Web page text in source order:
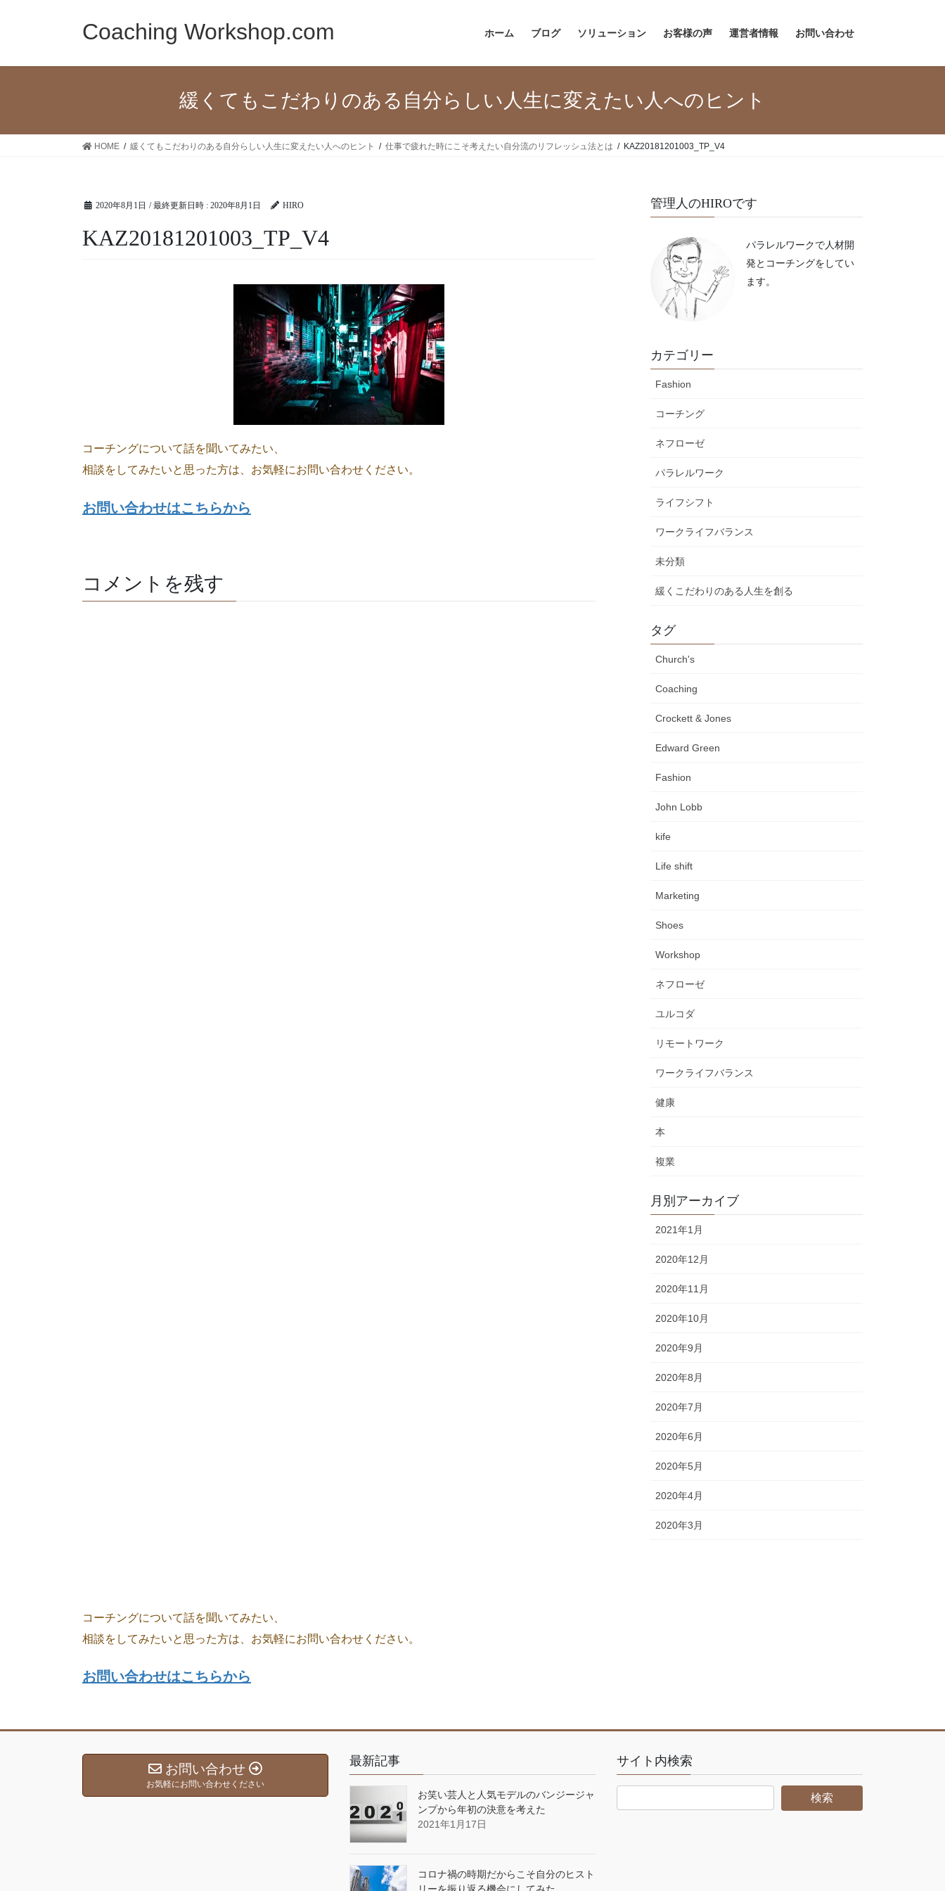
Coaching Workshop.com ホーム ブログ ソリューション お客様の声 運営者情報 お問い合わせ
緩くてもこだわりのある自分らしい人生に変えたい人へのヒント
HOME 緩くてもこだわりのある自分らしい人生に変えたい人へのヒント 仕事で疲れた時にこそ考えたい自分流のリフレッシュ法とは KAZ20181201003_TP_V4
2020年8月1日 / 最終更新日時 : 2020年8月1日 HIRO
KAZ20181201003_TP_V4
コーチングについて話を聞いてみたい、
相談をしてみたいと思った方は、お気軽にお問い合わせください。
お問い合わせはこちらから
コメントを残す
管理人のHIROです
パラレルワークで人材開
発とコーチングをしてい
ます。
カテゴリー
Fashion
コーチング
ネフローゼ
パラレルワーク
ライフシフト
ワークライフバランス
未分類
緩くこだわりのある人生を創る
タグ
Church's
Coaching
Crockett & Jones
Edward Green
Fashion
John Lobb
kife
Life shift
Marketing
Shoes
Workshop
ネフローゼ
ユルコダ
リモートワーク
ワークライフバランス
健康
本
複業
月別アーカイブ
2021年1月
2020年12月
2020年11月
2020年10月
2020年9月
2020年8月
2020年7月
2020年6月
2020年5月
2020年4月
2020年3月
コーチングについて話を聞いてみたい、
相談をしてみたいと思った方は、お気軽にお問い合わせください。
お問い合わせはこちらから
お問い合わせ
お気軽にお問い合わせください
最新記事
お笑い芸人と人気モデルのバンジージャ
ンプから年初の決意を考えた
2021年1月17日
コロナ禍の時期だからこそ自分のヒスト
サイト内検索